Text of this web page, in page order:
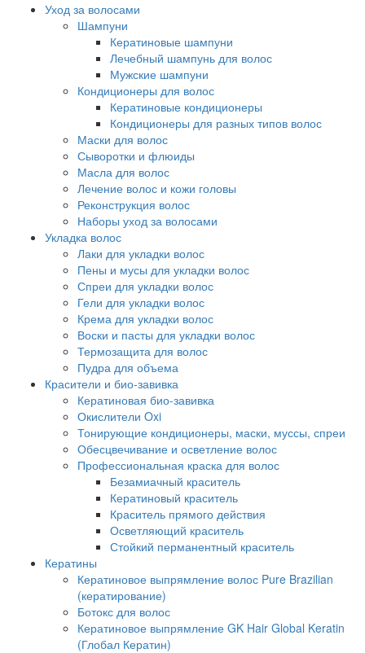
Уход за волосами
Шампуни
Кератиновые шампуни
Лечебный шампунь для волос
Мужские шампуни
Кондиционеры для волос
Кератиновые кондиционеры
Кондиционеры для разных типов волос
Маски для волос
Сыворотки и флюиды
Масла для волос
Лечение волос и кожи головы
Реконструкция волос
Наборы уход за волосами
Укладка волос
Лаки для укладки волос
Пены и мусы для укладки волос
Спреи для укладки волос
Гели для укладки волос
Крема для укладки волос
Воски и пасты для укладки волос
Термозащита для волос
Пудра для объема
Красители и био-завивка
Кератиновая био-завивка
Окислители Oxi
Тонирующие кондиционеры, маски, муссы, спреи
Обесцвечивание и осветление волос
Профессиональная краска для волос
Безамиачный краситель
Кератиновый краситель
Краситель прямого действия
Осветляющий краситель
Стойкий перманентный краситель
Кератины
Кератиновое выпрямление волос Pure Brazilian
(кератирование)
Ботокс для волос
Кератиновое выпрямление GK Hair Global Keratin
(Глобал Кератин)